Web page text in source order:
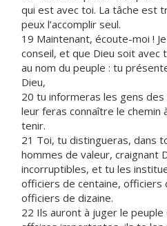
qui est avec toi. La tâche est
peux l’accomplir seul.
19 Maintenant, écoute-moi !
conseil, et que Dieu soit avec
au nom du peuple : tu
Dieu,
20 tu informeras les gens
leur feras connaître le chemin
tenir.
21 Toi, tu distingueras, dans
hommes de valeur, craignant
incorruptibles, et tu les
officiers de centaine, officiers
officiers de dizaine.
22 Ils auront à juger le